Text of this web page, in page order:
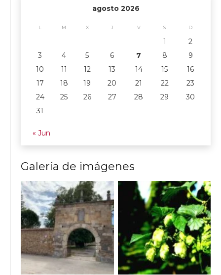
agosto 2026
L M X J V S D
1
2
3
4 5 6 7 8
9
10
11 12 13 14 15
16
17
18 19 20 21 22
23
24
25 26 27 28 29
30
31
« Jun
Galería de imágenes